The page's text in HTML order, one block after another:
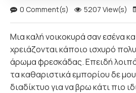
0 Comment(s) 5207 View(s)
Μια καλή νοικοκυρά σαν εσένα
χρειάζονται κάποιο ισχυρό
άρωμα φρεσκάδας. Επειδή
τα καθαριστικά εμπορίου δε
διαδίκτυο για να βρω κάτι πιο